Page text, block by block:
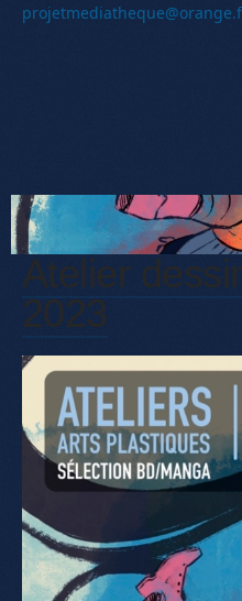
Atelier
2023